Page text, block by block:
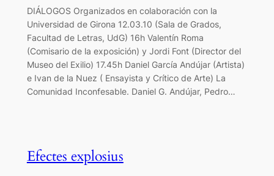
DIÁLOGOS Organizados en colaboración con la
Universidad de Girona 12.03.10 (Sala de Grados,
Facultad de Letras, UdG) 16h Valentín Roma
(Comisario de la exposición) y Jordi Font (Director del
Museo del Exilio) 17.45h Daniel García Andújar (Artista)
e Ivan de la Nuez ( Ensayista y Crítico de Arte) La
Comunidad Inconfesable. Daniel G. Andújar, Pedro…
Efectes explosius